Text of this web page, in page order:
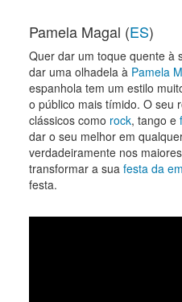
Pamela Magal (ES)
Quer dar um toque quente à
dar uma olhadela à Pamela
espanhola tem um estilo
o público mais tímido. O seu
clássicos como rock, tango e
dar o seu melhor em
verdadeiramente nos
transformar a sua festa da
festa.